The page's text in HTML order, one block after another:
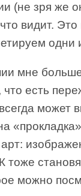
(не зря же
видит.
мне
что есть
может
тоже
можно